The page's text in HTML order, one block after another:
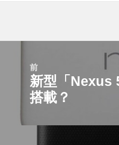
前
前
の
稿:
新型「Nexus
搭載？